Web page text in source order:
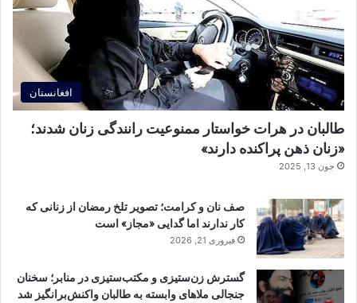
افغانستان
طالبان در هرات خواستار ممنوعیت رانندگی زنان شدند؛
«زنان ذهن پراکنده دارند»
جون 13, 2025
صف نان و کرامت؛ تصویر تلخ رمضان از زنانی که
کار ندارند اما گدایی «مجاز» است
فبروری 21, 2026
گسترش زن‌ستیزی و مکتب‌ستیزی در منابر؛ سخنان
جنجالی ملاهای وابسته به طالبان واکنش‌برانگیز شد